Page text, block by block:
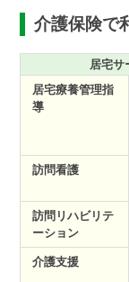
介護保険で
居宅サ
居宅療養管理指
導
訪問看護
訪問リハビリテ
ーション
介護支援